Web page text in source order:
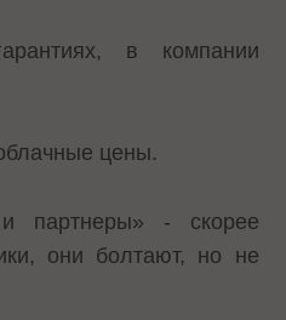
в компании
цены.
- скорее
они болтают, но не